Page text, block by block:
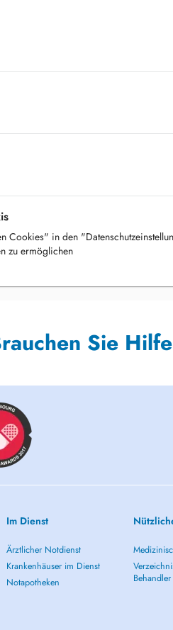
Cookies" in den
zu ermöglichen
Sie
Im Dienst
Ärztlicher Notdienst
Krankenhäuser im Dienst
Notapotheken
Behandler